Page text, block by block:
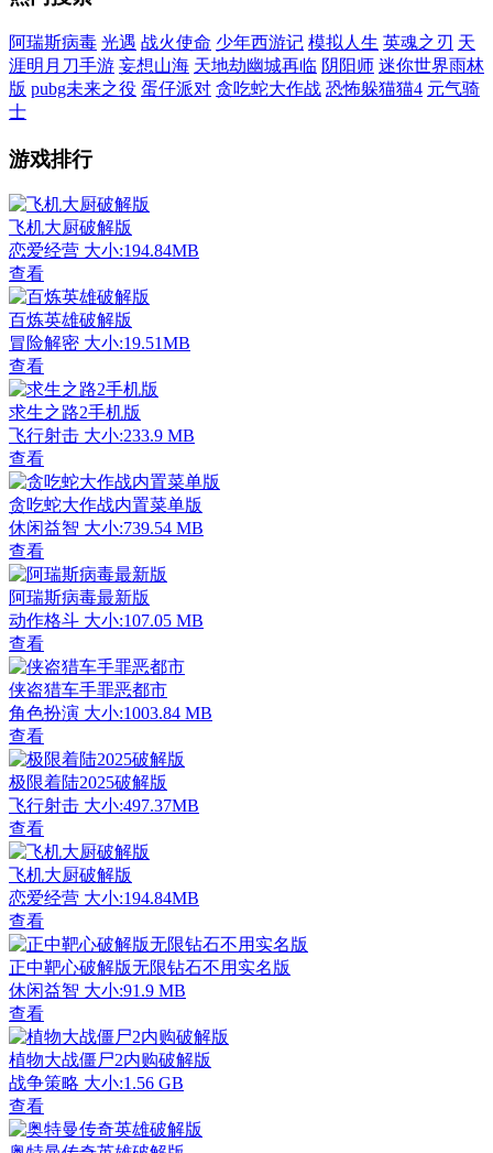
阿瑞斯病毒 光遇 战火使命 少年西游记 模拟人生 英魂之刃 天
涯明月刀手游 妄想山海 天地劫幽城再临 阴阳师 迷你世界雨林
版 pubg未来之役 蛋仔派对 贪吃蛇大作战 恐怖躲猫猫4 元气骑
士
游戏排行
飞机大厨破解版
恋爱经营 大小:194.84MB
查看
百炼英雄破解版
冒险解密 大小:19.51MB
查看
求生之路2手机版
飞行射击 大小:233.9 MB
查看
贪吃蛇大作战内置菜单版
休闲益智 大小:739.54 MB
查看
阿瑞斯病毒最新版
动作格斗 大小:107.05 MB
查看
侠盗猎车手罪恶都市
角色扮演 大小:1003.84 MB
查看
极限着陆2025破解版
飞行射击 大小:497.37MB
查看
飞机大厨破解版
恋爱经营 大小:194.84MB
查看
正中靶心破解版无限钻石不用实名版
休闲益智 大小:91.9 MB
查看
植物大战僵尸2内购破解版
战争策略 大小:1.56 GB
查看